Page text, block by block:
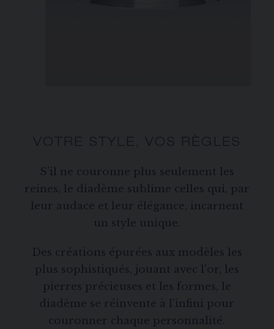
VOTRE STYLE, VOS RÈGLES
S’il ne couronne plus seulement les
reines, le diadème sublime celles qui, par
leur audace et leur élégance, incarnent
un style unique.
Des créations épurées aux modèles les
plus sophistiqués, jouant avec l’or, les
pierres précieuses et les formes, le
diadème se réinvente à l’infini pour
couronner chaque personnalité.